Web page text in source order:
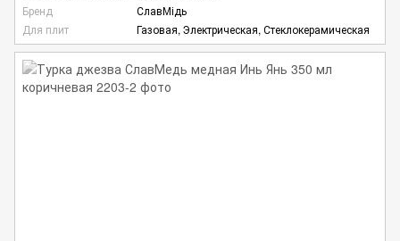
Бренд
СлавМідь
Для плит
Газовая, Электрическая, Стеклокерамическая